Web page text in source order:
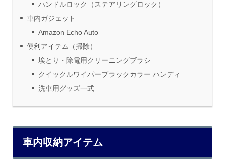
ハンドルロック（ステアリングロック）
車内ガジェット
Amazon Echo Auto
便利アイテム（掃除）
埃とり・除電用クリーニングブラシ
クイックルワイパーブラックカラー ハンディ
洗車用グッズ一式
車内収納アイテム